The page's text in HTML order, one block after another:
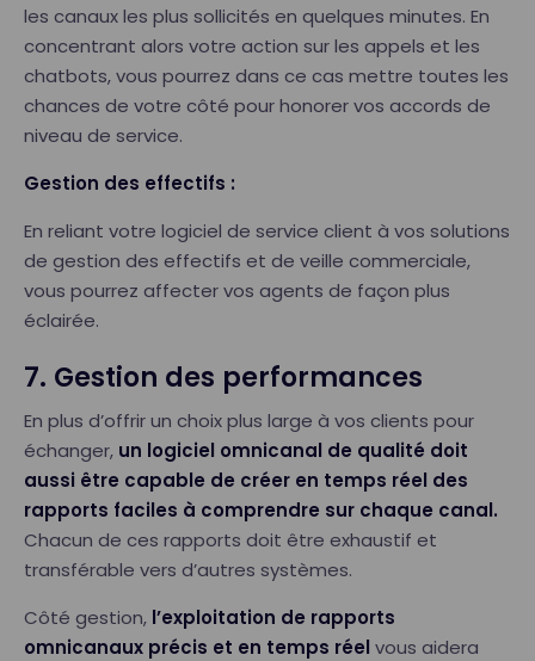
les canaux les plus sollicités en quelques minutes. En
concentrant alors votre action sur les appels et les
chatbots, vous pourrez dans ce cas mettre toutes les
chances de votre côté pour honorer vos accords de
niveau de service.
Gestion des effectifs :
En reliant votre logiciel de service client à vos solutions
de gestion des effectifs et de veille commerciale,
vous pourrez affecter vos agents de façon plus
éclairée.
7. Gestion des performances
En plus d’offrir un choix plus large à vos clients pour
échanger, un logiciel omnicanal de qualité doit
aussi être capable de créer en temps réel des
rapports faciles à comprendre sur chaque canal.
Chacun de ces rapports doit être exhaustif et
transférable vers d’autres systèmes.
Côté gestion, l’exploitation de rapports
omnicanaux précis et en temps réel vous aidera